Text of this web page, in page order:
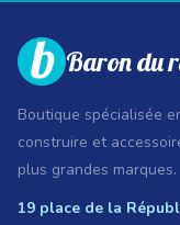
Baron du
Boutique spécialisée
construire et
plus grandes marques.
19 place de la